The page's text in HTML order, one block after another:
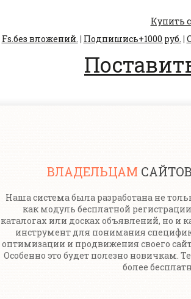
Купить
Fs.без вложений. | Подпишись+1000 руб. |
ВЛАДЕЛЬЦАМ
Наша система была разработана не
как модуль бесплатной
каталогах или досках объявлений, но и
инструмент для понимания
оптимизации и продвижения своего
Особенно это будет полезно новичкам.
более